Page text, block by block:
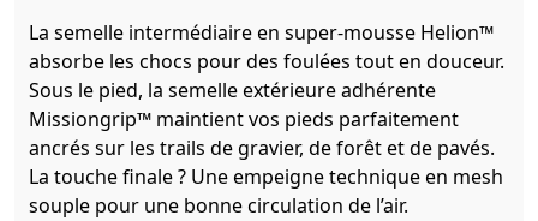
La semelle intermédiaire en super-mousse Helion™
absorbe les chocs pour des foulées tout en douceur.
Sous le pied, la semelle extérieure adhérente
Missiongrip™ maintient vos pieds parfaitement
ancrés sur les trails de gravier, de forêt et de pavés.
La touche finale ? Une empeigne technique en mesh
souple pour une bonne circulation de l’air.